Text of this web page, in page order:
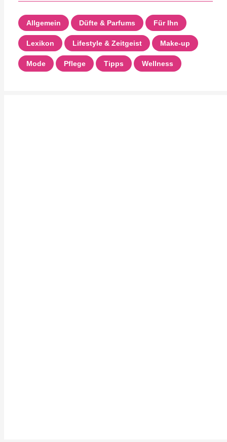
Allgemein Düfte & Parfums Für Ihn
Lexikon Lifestyle & Zeitgeist Make-up
Mode Pflege Tipps Wellness